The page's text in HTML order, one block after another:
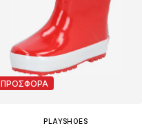
ΠΡΟΣΦΟΡΑ
PLAYSHOES